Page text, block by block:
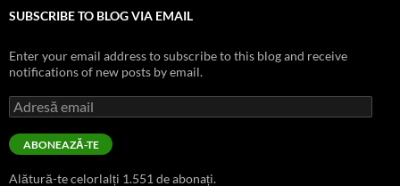
SUBSCRIBE TO BLOG VIA EMAIL
Enter your email address to subscribe to this blog and receive
notifications of new posts by email.
Adresă
email
ABONEAZĂ-TE
Alătură-te celorlalți 1.551 de abonați.